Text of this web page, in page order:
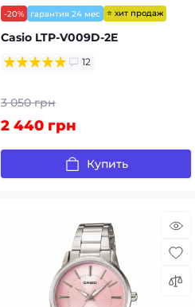
-20% гарантия 24 мес ⭐ хит продаж
Casio LTP-V009D-2E
12
3 050 грн
2 440 грн
Купить